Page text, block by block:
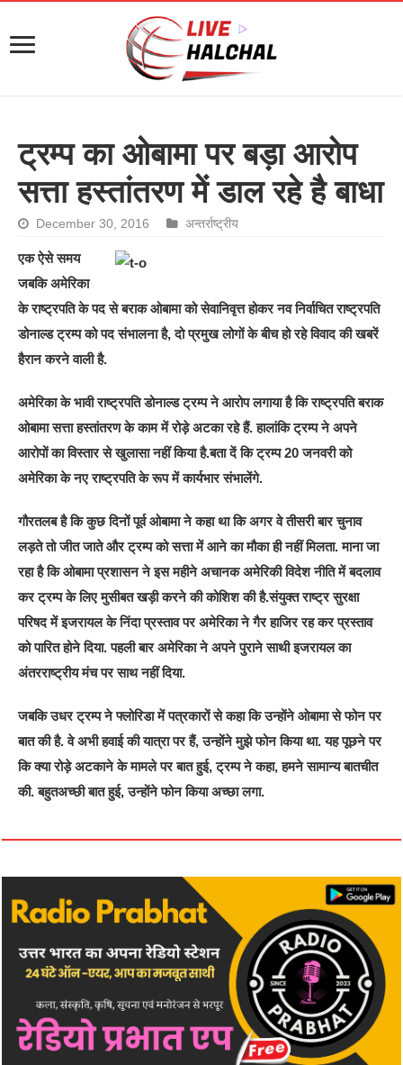
ट्रम्प का ओबामा पर बड़ा आरोप
सत्ता हस्तांतरण में डाल रहे है बाधा
December 30, 2016 अन्तर्राष्ट्रीय
एक ऐसे समय
जबकि अमेरिका
के राष्ट्रपति के पद से बराक ओबामा को सेवानिवृत्त होकर नव निर्वाचित राष्ट्रपति
डोनाल्ड ट्रम्प को पद संभालना है, दो प्रमुख लोगों के बीच हो रहे विवाद की खबरें
हैरान करने वाली है.
अमेरिका के भावी राष्ट्रपति डोनाल्ड ट्रम्प ने आरोप लगाया है कि राष्ट्रपति बराक
ओबामा सत्ता हस्तांतरण के काम में रोड़े अटका रहे हैं. हालांकि ट्रम्प ने अपने
आरोपों का विस्तार से खुलासा नहीं किया है.बता दें कि ट्रम्प 20 जनवरी को
अमेरिका के नए राष्ट्रपति के रूप में कार्यभार संभालेंगे.
गौरतलब है कि कुछ दिनों पूर्व ओबामा ने कहा था कि अगर वे तीसरी बार चुनाव
लड़ते तो जीत जाते और ट्रम्प को सत्ता में आने का मौका ही नहीं मिलता. माना जा
रहा है कि ओबामा प्रशासन ने इस महीने अचानक अमेरिकी विदेश नीति में बदलाव
कर ट्रम्प के लिए मुसीबत खड़ी करने की कोशिश की है.संयुक्त राष्ट्र सुरक्षा
परिषद में इजरायल के निंदा प्रस्ताव पर अमेरिका ने गैर हाजिर रह कर प्रस्ताव
को पारित होने दिया. पहली बार अमेरिका ने अपने पुराने साथी इजरायल का
अंतरराष्ट्रीय मंच पर साथ नहीं दिया.
जबकि उधर ट्रम्प ने फ्लोरिडा में पत्रकारों से कहा कि उन्होंने ओबामा से फोन पर
बात की है. वे अभी हवाई की यात्रा पर हैं, उन्होंने मुझे फोन किया था. यह पूछने पर
कि क्या रोड़े अटकाने के मामले पर बात हुई, ट्रम्प ने कहा, हमने सामान्य बातचीत
की. बहुतअच्छी बात हुई, उन्होंने फोन किया अच्छा लगा.